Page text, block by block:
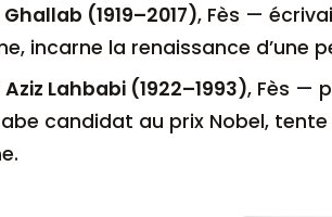
(1919–2017), Fès —
incarne la renaissance d’une
Lahbabi (1922–1993), Fès —
candidat au prix Nobel,